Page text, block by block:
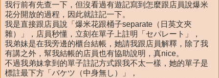
我行前有先查一下，但沒看過有遊記寫到怎麼跟店員說爆米
花分開放的過程，因此就註記一下。
我是直接跟店員說「爆米花跟桶子separate（日英文夾
雜）」，店員秒懂，立刻在單子上註明「セパレート」，
我弟妹是在我旁邊的櫃台結帳，她請我跟店員解釋，除了我
有講之外，幫我結帳的店員也有協助說明，真nice。
不過我弟妹拿到的單子註記方式跟我不太一樣，她的單子是
標註最下方「バケツ（中身無し）」，